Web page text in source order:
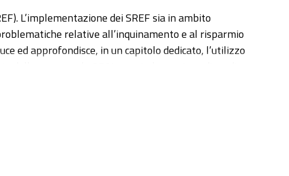
L’implementazione dei SREF sia in ambito
relative all’inquinamento e al risparmio
ed approfondisce, in un capitolo dedicato, l’utilizzo
nave a vela OPAL, una imbarcazione di medie
a pale orientabili e infine un nuovo sistema
dove possibile.